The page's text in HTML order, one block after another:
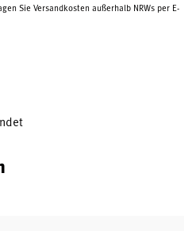
Sie Versandkosten außerhalb NRWs per E-